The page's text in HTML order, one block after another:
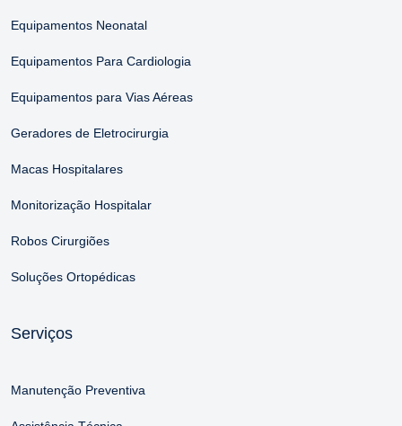
Equipamentos Neonatal
Equipamentos Para Cardiologia
Equipamentos para Vias Aéreas
Geradores de Eletrocirurgia
Macas Hospitalares
Monitorização Hospitalar
Robos Cirurgiões
Soluções Ortopédicas
Serviços
Manutenção Preventiva